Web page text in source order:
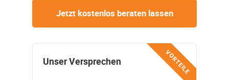
Jetzt kostenlos beraten lassen
VORTEILE
Unser Versprechen